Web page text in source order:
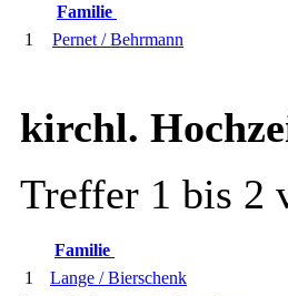
Familie
1
Pernet / Behrmann
kirchl.
Treffer 1 bis 2
Familie
1
Lange / Bierschenk